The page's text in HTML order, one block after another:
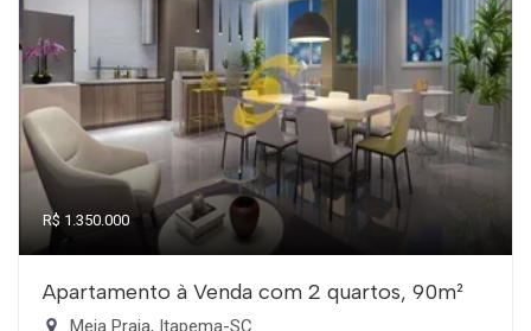
R$ 1.350.000
Apartamento à Venda com 2 quartos, 90m²
Meia Praia, Itapema-SC